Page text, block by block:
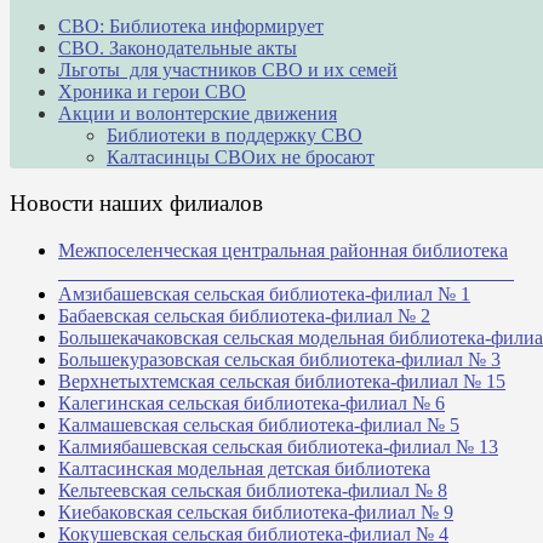
СВО: Библиотека информирует
СВО. Законодательные акты
Льготы для участников СВО и их семей
Хроника и герои СВО
Акции и волонтерские движения
Библиотеки в поддержку СВО
Калтасинцы СВОих не бросают
Новости наших филиалов
Межпоселенческая центральная районная библиотека
Амзибашевская сельская библиотека-филиал № 1
Бабаевская сельская библиотека-филиал № 2
Большекачаковская сельская модельная библиотека-
Большекуразовская сельская библиотека-филиал № 3
Верхнетыхтемская сельская библиотека-филиал № 15
Калегинская сельская библиотека-филиал № 6
Калмашевская сельская библиотека-филиал № 5
Калмиябашевская сельская библиотека-филиал № 13
Калтасинская модельная детская библиотека
Кельтеевская сельская библиотека-филиал № 8
Киебаковская сельская библиотека-филиал № 9
Кокушевская сельская библиотека-филиал № 4